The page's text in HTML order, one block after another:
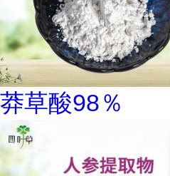
莽草酸98％